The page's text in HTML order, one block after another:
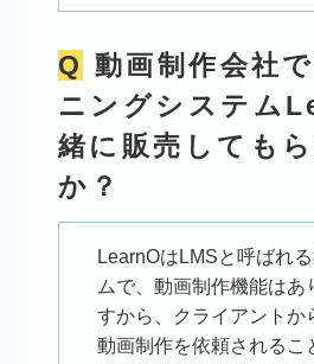
Q 動画制作会社
ニングシステム
緒に販売しても
か？
LearnOはLMSと呼ばれ
ムで、動画制作機能はあ
すから、クライアントか
動画制作を依頼されるこ